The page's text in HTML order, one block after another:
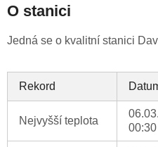
O stanici
Jedná se o kvalitní stanici
Rekord
Nejvyšší teplota
00:30